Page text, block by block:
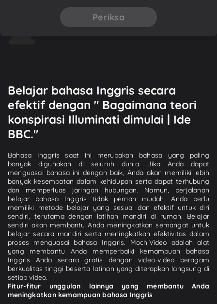
Periksa
Belajar bahasa Inggris secara
efektif dengan " Bagaimana teori
konspirasi Illuminati dimulai | Ide
BBC."
Bahasa Inggris saat ini merupakan bahasa yang paling
banyak digunakan di seluruh dunia. Jika Anda dapat
menguasai bahasa ini dengan baik, Anda akan memiliki lebih
banyak kesempatan dalam kehidupan serta dapat terhubung
dan memperluas jaringan hubungan. Namun, perjalanan
belajar bahasa Inggris tidak pernah mudah, Anda perlu
memiliki metode belajar yang sesuai dan efektif untuk diri
sendiri, terutama dengan latihan mandiri di rumah. Belajar
sendiri akan membantu Anda meningkatkan semangat untuk
belajar secara mandiri serta meningkatkan efektivitas dalam
proses menguasai bahasa Inggris. MochiVideo adalah alat
yang membantu Anda memperbaiki kemampuan bahasa
Inggris Anda secara gratis dengan video-video beragam
berkualitas tinggi beserta latihan yang diterapkan langsung di
setiap video.
Fitur-fitur unggulan lainnya yang membantu Anda
meningkatkan kemampuan bahasa Inggris